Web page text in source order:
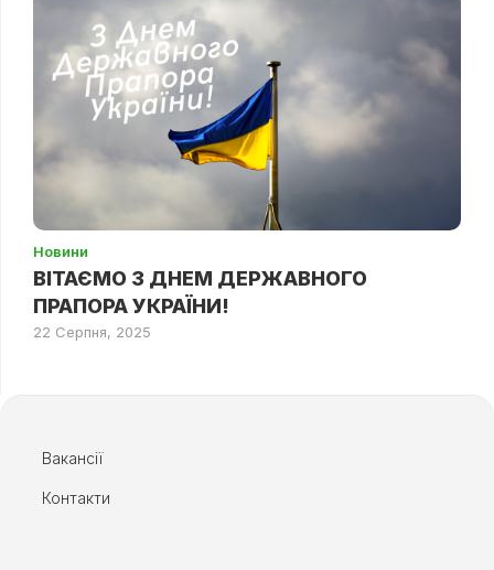
Новини
ВІТАЄМО З ДНЕМ ДЕРЖАВНОГО
ПРАПОРА УКРАЇНИ!
22 Серпня, 2025
Вакансії
Контакти